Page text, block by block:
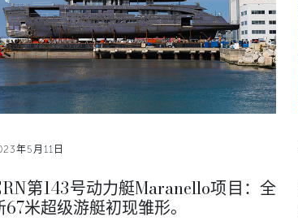
年5月11日
第143号动力艇Maranello项目：全
67米超级游艇初现雏形。